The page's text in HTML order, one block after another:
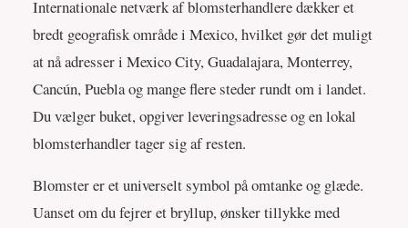
Internationale netværk af blomsterhandlere dækker et
bredt geografisk område i Mexico, hvilket gør det muligt
at nå adresser i Mexico City, Guadalajara, Monterrey,
Cancún, Puebla og mange flere steder rundt om i landet.
Du vælger buket, opgiver leveringsadresse og en lokal
blomsterhandler tager sig af resten.
Blomster er et universelt symbol på omtanke og glæde.
Uanset om du fejrer et bryllup, ønsker tillykke med